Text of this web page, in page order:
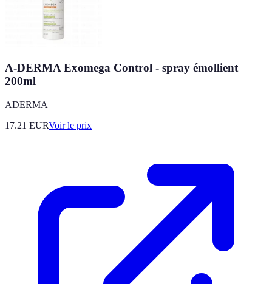
A-DERMA Exomega Control - spray émollient
200ml
ADERMA
17.21 EURVoir le prix